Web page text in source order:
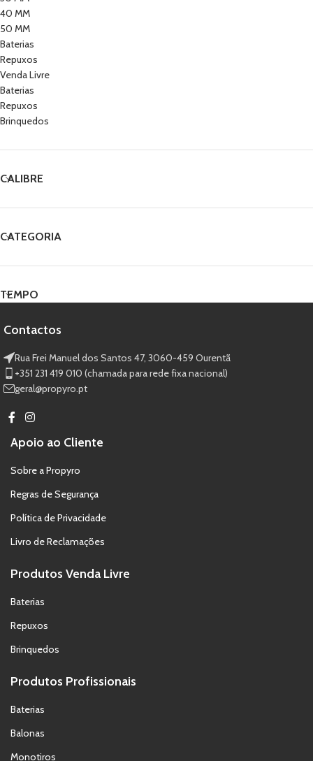
40 MM
50 MM
Baterias
Repuxos
Venda Livre
Baterias
Repuxos
Brinquedos
CALIBRE
CATEGORIA
TEMPO
Contactos
Rua Frei Manuel dos Santos 47, 3060-459 Ourentã​
+351 231 419 010 (chamada para rede fixa nacional)
geral@propyro.pt
Apoio ao Cliente
Sobre a Propyro
Regras de Segurança
Política de Privacidade
Livro de Reclamações
Produtos Venda Livre
Baterias
Repuxos
Brinquedos
Produtos Profissionais
Baterias
Balonas
Monotiros